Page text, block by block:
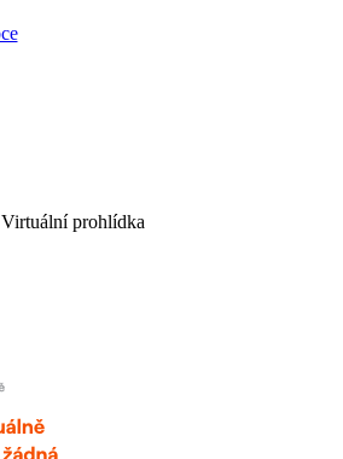
Virtuální prohlídka